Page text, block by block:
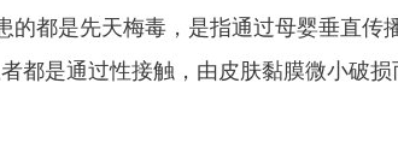
的都是先天梅毒，是指通过母婴垂直传
都是通过性接触，由皮肤黏膜微小破损